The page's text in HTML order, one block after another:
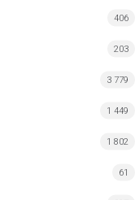
406
203
3 779
1 449
1 802
61